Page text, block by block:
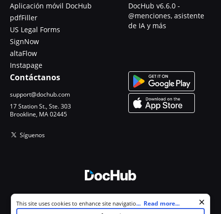
Aplicación móvil DocHub
pdfFiller
US Legal Forms
SignNow
altaFlow
Instapage
DocHub v6.6.0 -
@menciones, asistente
de IA y más
Contáctanos
support@dochub.com
17 Station St., Ste. 303
Brookline, MA 02445
Síguenos
Todos los derechos reservados.
Cookie consent notice
This site uses cookies to enhance site navigation and personalize
your experience. By using this site you agree to our use of cookies as
... Read more...